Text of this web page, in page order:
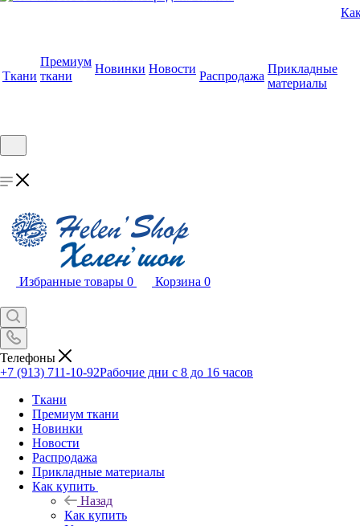
Ткани
Премиум
ткани
Новинки Новости
Распродажа
Прикладные
материалы
Избранные товары 0 Корзина 0
Телефоны
+7 (913) 711-10-92Рабочие дни с 8 до 16 часов
Ткани
Премиум ткани
Новинки
Новости
Распродажа
Прикладные материалы
Как купить
Назад
Как купить